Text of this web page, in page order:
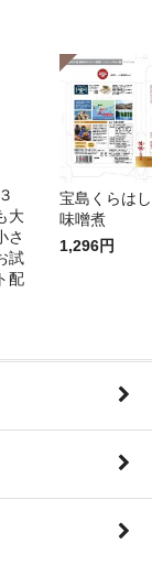
大
さ
試
配
宝島くらは
味噌煮
1,296円